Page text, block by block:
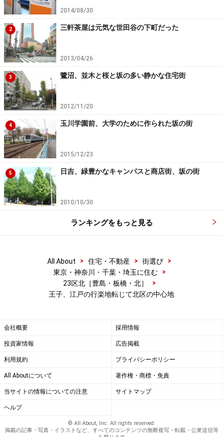
2014/08/30
2 三軒茶屋は元気な世田谷の下町だった
2013/04/26
3 鷺沼、並木と桜と坂の多い静かな住宅街
2012/11/20
4 玉川学園前、大学のために作られた坂の街
2015/12/23
5 日吉、緑豊かなキャンパスと商店街、坂の街
2010/10/30
ランキングをもっと見る
All About > 住宅・不動産 > 街選び
>
東京・神奈川・千葉・埼玉に住む
>
23区北［豊島・板橋・北］
>
王子、江戸の行楽地転じて北区の中心地
会社概要 採用情報
投資家情報 広告掲載
利用規約 プライバシーポリシー
All Aboutについて 著作権・商標・免責
当サイトの情報についての注意 サイトマップ
ヘルプ
© All About, Inc. All rights reserved.
掲載の記事・写真・イラストなど、すべてのコンテンツの無断複写・転載・公衆送信等